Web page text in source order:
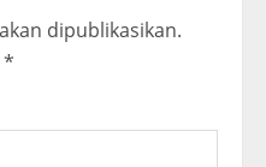
dipublikasikan.
*